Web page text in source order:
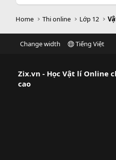
Home Thi online Lớp 12
Change width Tiếng Việt
Zix.vn - Học Vật lí Online
cao